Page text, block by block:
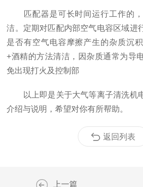
匹配器是可长时间运行工作的，
洁。定期对匹配内部空气电容区域进
是否有空气电容摩擦产生的杂质沉
+酒精的方法清洁，因杂质通常为导
免出现打火及控制部
以上即是关于大气等离子清洗机
介绍与说明，希望对你有所帮助。
返回列表
上一篇